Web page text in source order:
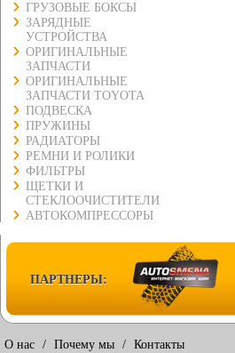
ГРУЗОВЫЕ БОКСЫ
ЗАРЯДНЫЕ
УСТРОЙСТВА
ОРИГИНАЛЬНЫЕ
ЗАПЧАСТИ
ОРИГИНАЛЬНЫЕ
ЗАПЧАСТИ TOYOTA
ПОДВЕСКА
ПРУЖИНЫ
РАДИАТОРЫ
РЕМНИ И РОЛИКИ
ФИЛЬТРЫ
ЩЕТКИ И
СТЕКЛООЧИСТИТЕЛИ
АВТОКОМПРЕССОРЫ
ПАРТНЕРЫ:
О нас / Почему мы / Контакты